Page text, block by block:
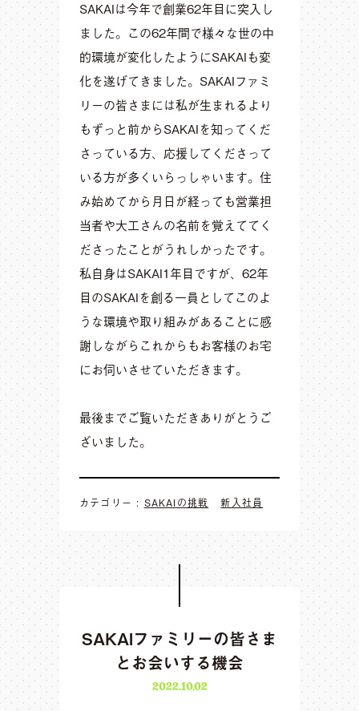
SAKAIは今年で創業62年目に突入し
ました。この62年間で様々な世の中
的環境が変化したようにSAKAIも変
化を遂げてきました。SAKAIファミ
リーの皆さまには私が生まれるより
もずっと前からSAKAIを知ってくだ
さっている方、応援してくださって
いる方が多くいらっしゃいます。住
み始めてから月日が経っても営業担
当者や大工さんの名前を覚えててく
ださったことがうれしかったです。
私自身はSAKAI1年目ですが、62年
目のSAKAIを創る一員としてこのよ
うな環境や取り組みがあることに感
謝しながらこれからもお客様のお宅
にお伺いさせていただきます。
最後までご覧いただきありがとうご
ざいました。
カテゴリー : SAKAIの挑戦 新入社員
SAKAIファミリーの皆さま
とお会いする機会
2022.10.02